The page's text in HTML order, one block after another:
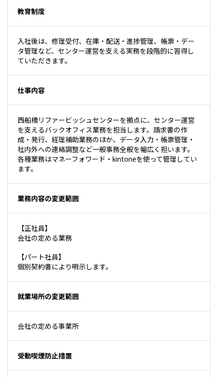
教育制度
入社後は、修理受付、在庫・配送・進捗管理、帳票・デー
タ管理など、センター運営を支える実務を段階的に習得し
ていただきます。
仕事内容
西船橋リファービッシュセンターを拠点に、センター運営
を支えるバックオフィス業務を担当します。請求書の作
成・発行、経理補助業務のほか、データ入力・帳票管理・
社内外への連絡調整など一般事務全般を幅広く担います。
各種業務はマネーフォワード・kintoneを使って管理してい
ます。
業務内容の変更範囲
【正社員】
会社の定める業務
【パート社員】
個別契約書により明示します。
就業場所の変更範囲
会社の定める事業所
受動喫煙防止措置